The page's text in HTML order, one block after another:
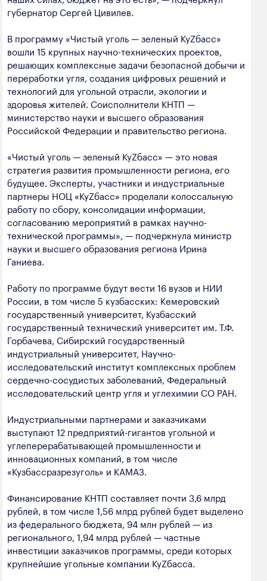
губернатор Сергей Цивилев.
В программу «Чистый уголь — зеленый КуZбасс»
вошли 15 крупных научно-технических проектов,
решающих комплексные задачи безопасной добычи и
переработки угля, создания цифровых решений и
технологий для угольной отрасли, экологии и
здоровья жителей. Соисполнители КНТП —
министерство науки и высшего образования
Российской Федерации и правительство региона.
«Чистый уголь — зеленый КуZбасс» — это новая
стратегия развития промышленности региона, его
будущее. Эксперты, участники и индустриальные
партнеры НОЦ «КуZбасс» проделали колоссальную
работу по сбору, консолидации информации,
согласованию мероприятий в рамках научно-
технической программы», — подчеркнула министр
науки и высшего образования региона Ирина
Ганиева.
Работу по программе будут вести 16 вузов и НИИ
России, в том числе 5 кузбасских: Кемеровский
государственный университет, Кузбасский
государственный технический университет им. Т.Ф.
Горбачева, Сибирский государственный
индустриальный университет, Научно-
исследовательский институт комплексных проблем
сердечно-сосудистых заболеваний, Федеральный
исследовательский центр угля и углехимии СО РАН.
Индустриальными партнерами и заказчиками
выступают 12 предприятий-гигантов угольной и
углеперерабатывающей промышленности и
инновационных компаний, в том числе
«Кузбассразрезуголь» и КАМАЗ.
Финансирование КНТП составляет почти 3,6 млрд
рублей, в том числе 1,56 млрд рублей будет выделено
из федерального бюджета, 94 млн рублей — из
регионального, 1,94 млрд рублей — частные
инвестиции заказчиков программы, среди которых
крупнейшие угольные компании КуZбасса.